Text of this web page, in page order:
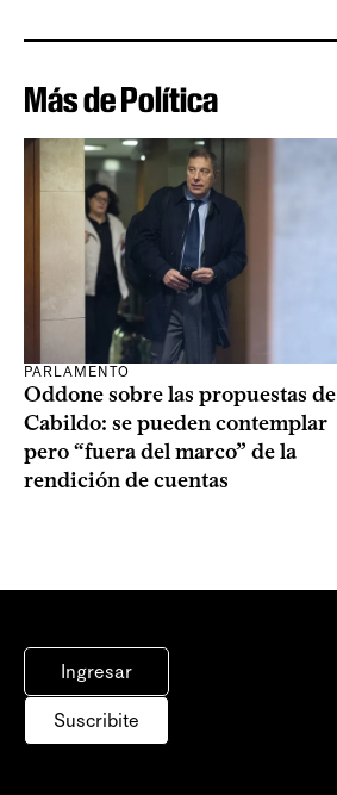
Más de Política
PARLAMENTO
Oddone sobre las propuestas de
Cabildo: se pueden contemplar
pero “fuera del marco” de la
rendición de cuentas
Ingresar
Suscribite